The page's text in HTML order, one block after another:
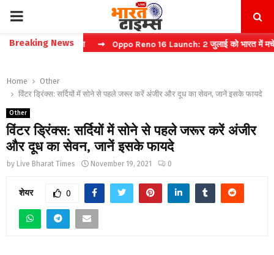
PRIMARY
MENU
Breaking News
टिकट बुकिंग ⇝ Oppo Reno 16 Launch: 2 जुलाई को भारत में मचेगा
Home
Other
विंटर ड्रिंक्स: सर्दियों में सोने से पहले जरूर करें अंजीर और दूध का सेवन, जानें इसके फायदे
Other
विंटर ड्रिंक्स: सर्दियों में सोने से पहले जरूर करें अंजीर
और दूध का सेवन, जानें इसके फायदे
by Live Bharat Times November 19, 2021 0
शेयर 0